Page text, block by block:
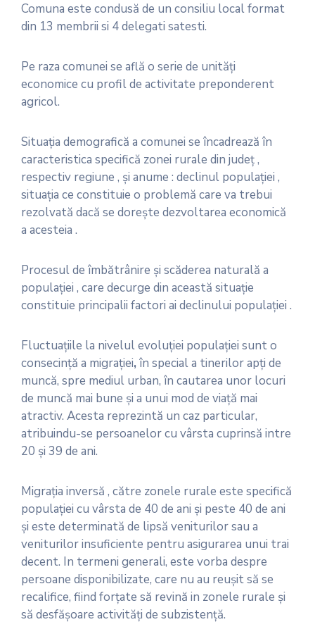
Comuna este condusă de un consiliu local format
din 13 membrii si 4 delegati satesti.
Pe raza comunei se află o serie de unităţi
economice cu profil de activitate preponderent
agricol.
Situaţia demografică a comunei se încadrează în
caracteristica specifică zonei rurale din judeţ ,
respectiv regiune , şi anume : declinul populaţiei ,
situaţia ce constituie o problemă care va trebui
rezolvată dacă se doreşte dezvoltarea economică
a acesteia .
Procesul de îmbătrânire şi scăderea naturală a
populaţiei , care decurge din această situaţie
constituie principalii factori ai declinului populaţiei .
Fluctuaţiile la nivelul evoluţiei populaţiei sunt o
consecinţă a migraţiei, în special a tinerilor apţi de
muncă, spre mediul urban, în cautarea unor locuri
de muncă mai bune şi a unui mod de viaţă mai
atractiv. Acesta reprezintă un caz particular,
atribuindu-se persoanelor cu vârsta cuprinsă intre
20 şi 39 de ani.
Migraţia inversă , către zonele rurale este specifică
populaţiei cu vârsta de 40 de ani şi peste 40 de ani
şi este determinată de lipsă veniturilor sau a
veniturilor insuficiente pentru asigurarea unui trai
decent. In termeni generali, este vorba despre
persoane disponibilizate, care nu au reuşit să se
recalifice, fiind forţate să revină in zonele rurale şi
să desfăşoare activităţi de subzistenţă.